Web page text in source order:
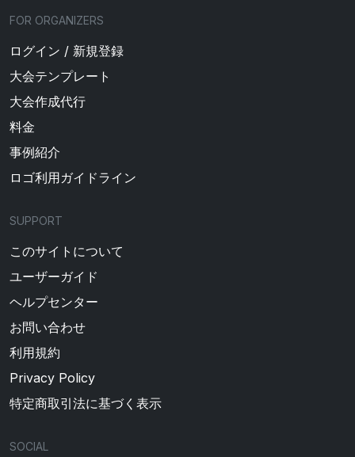
FOR ORGANIZERS
ログイン / 新規登録
大会テンプレート
大会作成代行
料金
事例紹介
ロゴ利用ガイドライン
SUPPORT
このサイトについて
ユーザーガイド
ヘルプセンター
お問い合わせ
利用規約
Privacy Policy
特定商取引法に基づく表示
SOCIAL